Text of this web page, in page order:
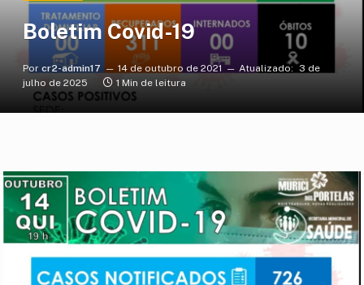
Boletim Covid-19
Por cr2-admin17 14 de outubro de 2021 Atualizado: 3 de
julho de 2025
1 Min de leitura